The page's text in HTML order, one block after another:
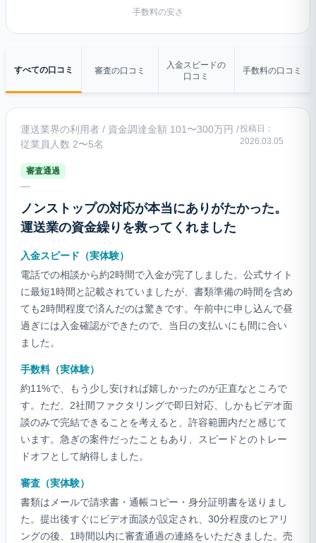
手数料の安さ
すべての口コミ 審査の口コミ
入金スピードの
口コミ
手数料の口コミ
運送業界の利用者 / 資金調達金額 101〜300万円 /
従業員人数 2〜5名
投稿日：
2026.03.05
審査通過
—
ノンストップの対応が本当にありがたかった。
運送業の資金繰りを救ってくれました
入金スピード（実体験）
電話での相談から約2時間で入金が完了しました。公式サイト
に最短1時間と記載されていましたが、書類準備の時間を含め
ても2時間程度で済んだのは驚きです。午前中に申し込んで昼
過ぎには入金確認ができたので、当日の支払いにも間に合い
ました。
手数料（実体験）
約11%で、もう少し安ければ嬉しかったのが正直なところで
す。ただ、2社間ファクタリングで即日対応、しかもビデオ面
談のみで完結できることを考えると、許容範囲内だと感じて
います。急ぎの案件だったこともあり、スピードとのトレー
ドオフとして納得しました。
審査（実体験）
書類はメールで請求書・通帳コピー・身分証明書を送りまし
た。提出後すぐにビデオ面談が設定され、30分程度のヒアリ
ングの後、1時間以内に審査通過の連絡をいただきました。売